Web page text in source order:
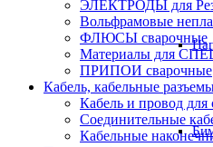
ЭЛЕКТРОДЫ для
Вольфрамовые
ФЛЮСЫ сварочные
Материалы для
ПРИПОИ сварочные
Кабель, кабельные
Кабель и провод для
Соединительные
Кабельные